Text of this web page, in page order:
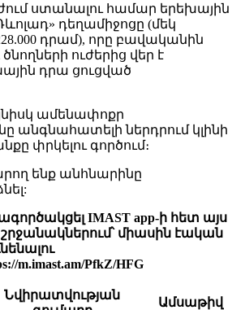
ստանալու համար երեխային
դեղամիջոցը (մեկ
դրամ), որը բավականին
ուժերից վեր է
դրա ցուցված
ամենափոքր
անգնահատելի ներդրում կլինի
փրկելու գործում։
ենք անհնարինը
IMAST app-ի հետ այս
միասին էական
m.imast.am/PfkZ/HFG
Նվիրատվության
Ամսաթիվ